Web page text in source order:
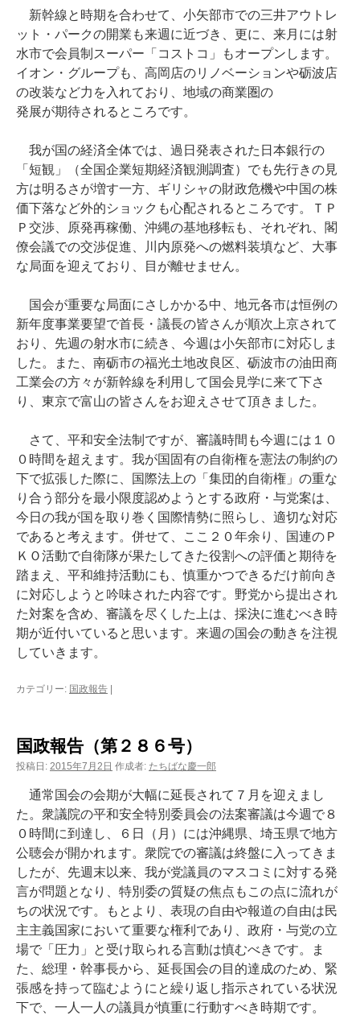
新幹線と時期を合わせて、小矢部市での三井アウトレ
ット・パークの開業も来週に近づき、更に、来月には射
水市で会員制スーパー「コストコ」もオープンします。
イオン・グループも、高岡店のリノベーションや砺波店
の改装など力を入れており、地域の商業圏の
発展が期待されるところです。
我が国の経済全体では、過日発表された日本銀行の
「短観」（全国企業短期経済観測調査）でも先行きの見
方は明るさが増す一方、ギリシャの財政危機や中国の株
価下落など外的ショックも心配されるところです。ＴＰ
Ｐ交渉、原発再稼働、沖縄の基地移転も、それぞれ、閣
僚会議での交渉促進、川内原発への燃料装填など、大事
な局面を迎えており、目が離せません。
国会が重要な局面にさしかかる中、地元各市は恒例の
新年度事業要望で首長・議長の皆さんが順次上京されて
おり、先週の射水市に続き、今週は小矢部市に対応しま
した。また、南砺市の福光土地改良区、砺波市の油田商
工業会の方々が新幹線を利用して国会見学に来て下さ
り、東京で富山の皆さんをお迎えさせて頂きました。
さて、平和安全法制ですが、審議時間も今週には１０
０時間を超えます。我が国固有の自衛権を憲法の制約の
下で拡張した際に、国際法上の「集団的自衛権」の重な
り合う部分を最小限度認めようとする政府・与党案は、
今日の我が国を取り巻く国際情勢に照らし、適切な対応
であると考えます。併せて、ここ２０年余り、国連のＰ
ＫＯ活動で自衛隊が果たしてきた役割への評価と期待を
踏まえ、平和維持活動にも、慎重かつできるだけ前向き
に対応しようと吟味された内容です。野党から提出され
た対案を含め、審議を尽くした上は、採決に進むべき時
期が近付いていると思います。来週の国会の動きを注視
していきます。
カテゴリー: 国政報告 |
国政報告（第２８６号）
投稿日: 2015年7月2日 作成者: たちばな慶一郎
通常国会の会期が大幅に延長されて７月を迎えまし
た。衆議院の平和安全特別委員会の法案審議は今週で８
０時間に到達し、６日（月）には沖縄県、埼玉県で地方
公聴会が開かれます。衆院での審議は終盤に入ってきま
したが、先週末以来、我が党議員のマスコミに対する発
言が問題となり、特別委の質疑の焦点もこの点に流れが
ちの状況です。もとより、表現の自由や報道の自由は民
主主義国家において重要な権利であり、政府・与党の立
場で「圧力」と受け取られる言動は慎むべきです。ま
た、総理・幹事長から、延長国会の目的達成のため、緊
張感を持って臨むようにと繰り返し指示されている状況
下で、一人一人の議員が慎重に行動すべき時期です。